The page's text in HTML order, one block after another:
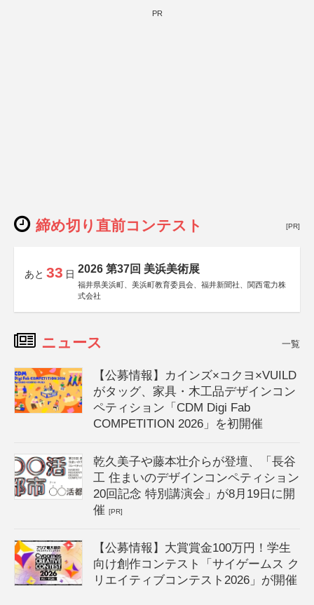
PR
締め切り直前コンテスト [PR]
あと 33 日 2026 第37回 美浜美術展
福井県美浜町、美浜町教育委員会、福井新聞社、関西電力株
式会社
ニュース 一覧
【公募情報】カインズ×コクヨ×VUILD
がタッグ、家具・木工品デザインコン
ペティション「CDM Digi Fab
COMPETITION 2026」を初開催
乾久美子や藤本壮介らが登壇、「長谷
工 住まいのデザインコンペティション
20回記念 特別講演会」が8月19日に開
催[PR]
【公募情報】大賞賞金100万円！学生
向け創作コンテスト「サイゲームス ク
リエイティブコンテスト2026」が開催